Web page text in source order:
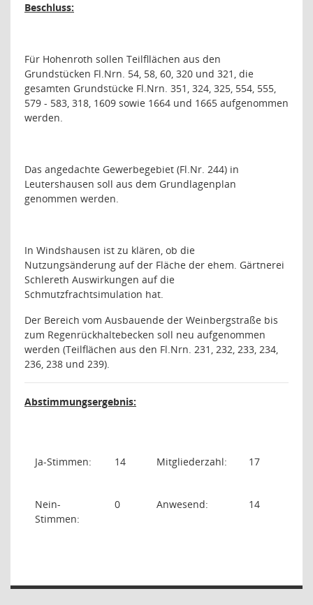
Beschluss:
Für Hohenroth sollen Teilfllächen aus den
Grundstücken Fl.Nrn. 54, 58, 60, 320 und 321, die
gesamten Grundstücke Fl.Nrn. 351, 324, 325, 554, 555,
579 - 583, 318, 1609 sowie 1664 und 1665 aufgenommen
werden.
Das angedachte Gewerbegebiet (Fl.Nr. 244) in
Leutershausen soll aus dem Grundlagenplan
genommen werden.
In Windshausen ist zu klären, ob die
Nutzungsänderung auf der Fläche der ehem. Gärtnerei
Schlereth Auswirkungen auf die
Schmutzfrachtsimulation hat.
Der Bereich vom Ausbauende der Weinbergstraße bis
zum Regenrückhaltebecken soll neu aufgenommen
werden (Teilflächen aus den Fl.Nrn. 231, 232, 233, 234,
236, 238 und 239).
Abstimmungsergebnis:
Ja-Stimmen: 14 Mitgliederzahl: 17
Nein-
Stimmen:
0 Anwesend: 14